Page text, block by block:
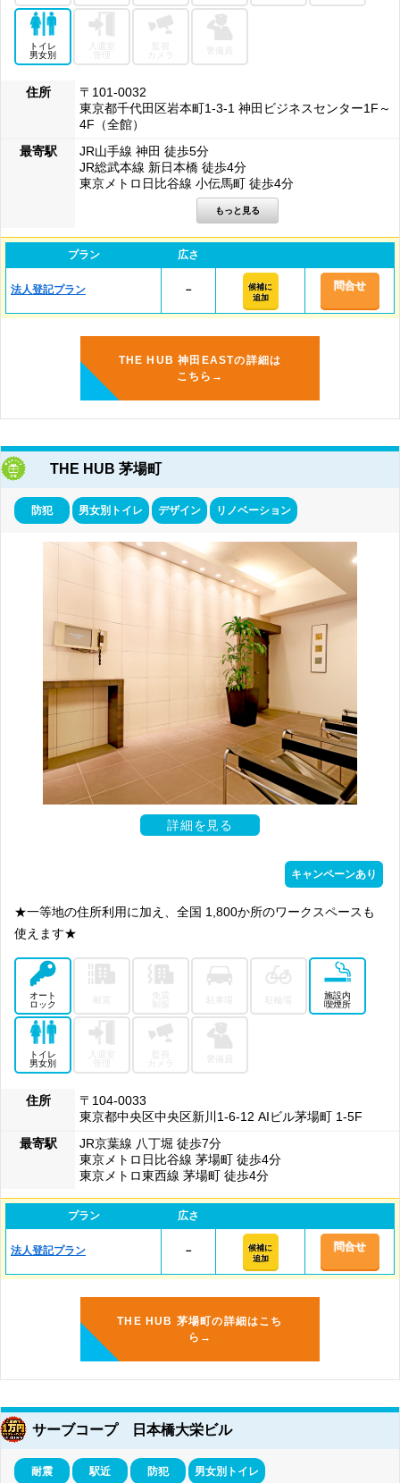
トイレ
男女別
入退室
カメラ
警備員
住所
〒101-0032
東京都千代田区岩本町1-3-1 神田ビジネスセンター1F～
4F（全館）
最寄駅
JR山手線 神田 徒歩5分
JR総武本線 新日本橋 徒歩4分
東京メトロ日比谷線 小伝馬町 徒歩4分
プラン 広さ
法人登記プラン －
候補に
追加
問合せ
THE HUB 神田EASTの詳細は
こちら→
THE HUB 茅場町
防犯 男女別トイレ デザイン リノベーション
詳細を見る
キャンペーンあり
★一等地の住所利用に加え、全国 1,800か所のワークスペースも
使えます★
オート
ロック
施設内
喫煙所
トイレ
男女別
入退室
カメラ
警備員
住所
〒104-0033
東京都中央区中央区新川1-6-12 AIビル茅場町 1-5F
最寄駅
JR京葉線 八丁堀 徒歩7分
東京メトロ日比谷線 茅場町 徒歩4分
東京メトロ東西線 茅場町 徒歩4分
プラン 広さ
法人登記プラン －
候補に
追加
問合せ
THE HUB 茅場町の詳細はこち
ら→
サーブコープ 日本橋大栄ビル
耐震 駅近 防犯 男女別トイレ